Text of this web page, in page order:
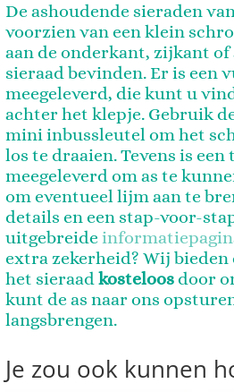
De ashoudende sieraden
voorzien van een klein
aan de onderkant, zijkant
sieraad bevinden. Er is een
meegeleverd, die kunt u
achter het klepje. Gebruik
mini inbussleutel om het
los te draaien. Tevens is
meegeleverd om as te
om eventueel lijm aan te
details en een stap-voor-
uitgebreide
extra zekerheid? Wij
het sieraadkosteloosdoor
kunt de as naar ons
langsbrengen.
Je zou ook kunnen